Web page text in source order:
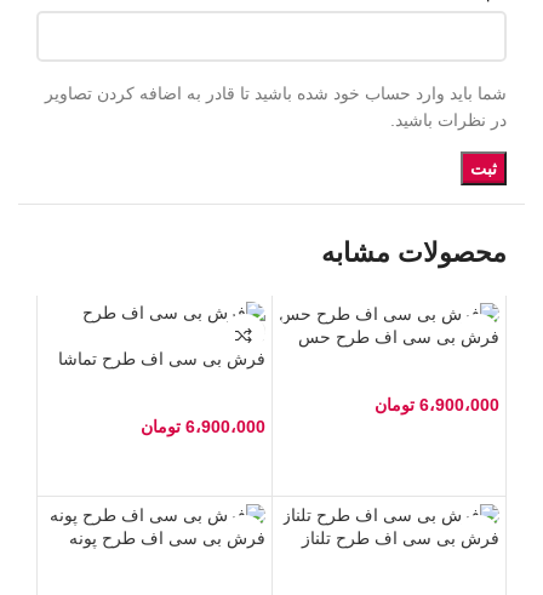
شما باید وارد حساب خود شده باشید تا قادر به اضافه کردن تصاویر
در نظرات باشید.
محصولات مشابه
فرش بی سی اف طرح حس
6،900،000 تومان
فرش بی سی اف طرح تماشا
6،900،000 تومان
فرش بی سی اف طرح تلناز فرش بی سی اف طرح پونه